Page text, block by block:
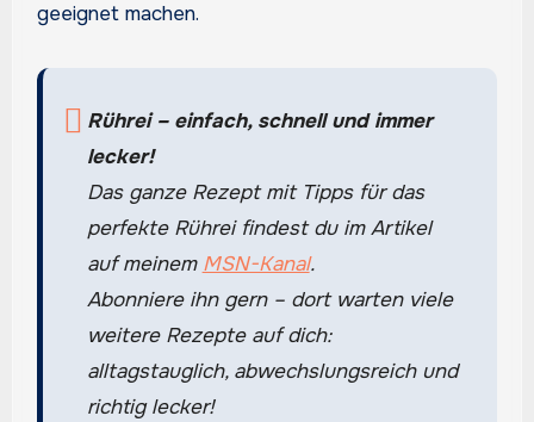
geeignet machen.
Rührei – einfach, schnell und immer
lecker!
Das ganze Rezept mit Tipps für das
perfekte Rührei findest du im Artikel
auf meinem MSN-Kanal.
Abonniere ihn gern – dort warten viele
weitere Rezepte auf dich:
alltagstauglich, abwechslungsreich und
richtig lecker!